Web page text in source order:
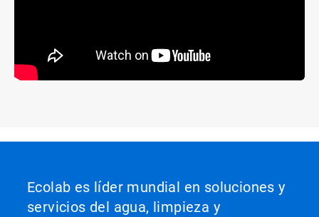
Ecolab es líder mundial en soluciones y
servicios del agua, limpieza y